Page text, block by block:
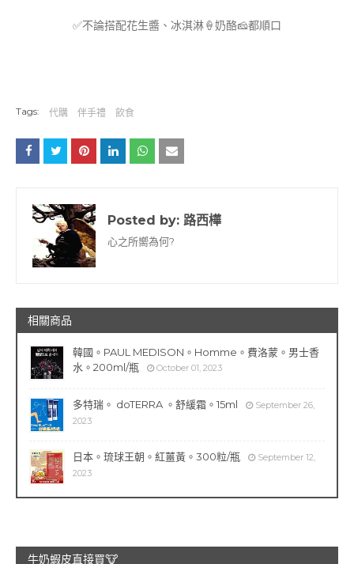
✅不論搭配花生醬、冰淇淋🍦奶酪🧀️都順口
Tags: 代購 伴手禮 飲食
Posted by: 路西樺
心之所嚮為何?
相關商品
韓國。PAUL MEDISON。Homme。費洛蒙。男士香
水。200ml/瓶
October 01, 2023
多特瑞。 doTERRA 。舒緩霜。15ml
September 26,
2023
日本。琉球王朝。紅薑黃。300粒/瓶
September 12,
2023
牛奶蝦皮直接買🐮